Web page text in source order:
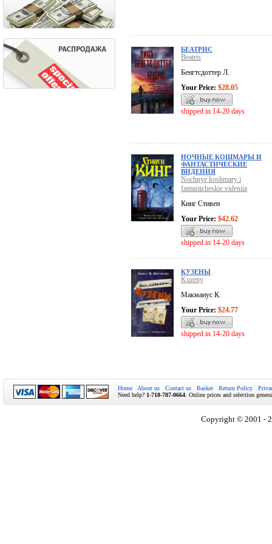
БЕАТРИС
Beatris
Бенгтсдоттер Л.
Your Price: $28.05
shipped in 14-20 days
НОЧНЫЕ КОШМАРЫ И
ФАНТАСТИЧЕСКИЕ
ВИДЕНИЯ
Nochnye koshmary i
fantasticheskie videniia
Кинг Стивен
Your Price: $42.62
shipped in 14-20 days
КУЗЕНЫ
Kuzeny
Макманус К.
Your Price: $24.77
shipped in 14-20 days
Home About us Contact us Basket Return Policy
Need help? 1-718-787-0664 . Online prices and selection
Copyright © 2001 -